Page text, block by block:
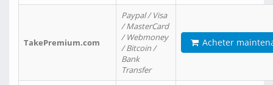
TakePremium.com
Paypal / Visa
/ MasterCard
/ Webmoney
/ Bitcoin /
Bank
Transfer
Acheter